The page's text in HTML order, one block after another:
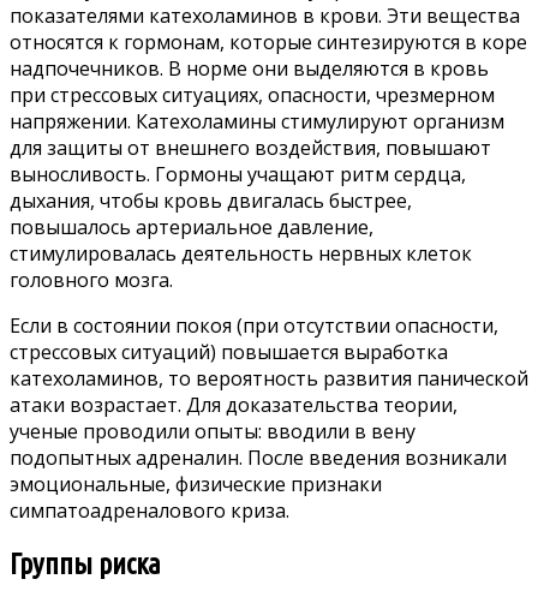
показателями катехоламинов в крови. Эти вещества
относятся к гормонам, которые синтезируются в коре
надпочечников. В норме они выделяются в кровь
при стрессовых ситуациях, опасности, чрезмерном
напряжении. Катехоламины стимулируют организм
для защиты от внешнего воздействия, повышают
выносливость. Гормоны учащают ритм сердца,
дыхания, чтобы кровь двигалась быстрее,
повышалось артериальное давление,
стимулировалась деятельность нервных клеток
головного мозга.
Если в состоянии покоя (при отсутствии опасности,
стрессовых ситуаций) повышается выработка
катехоламинов, то вероятность развития панической
атаки возрастает. Для доказательства теории,
ученые проводили опыты: вводили в вену
подопытных адреналин. После введения возникали
эмоциональные, физические признаки
симпатоадреналового криза.
Группы риска